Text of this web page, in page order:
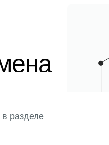
разделе